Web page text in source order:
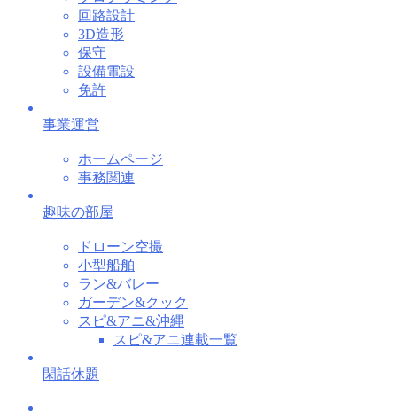
回路設計
3D造形
保守
設備電設
免許
事業運営
ホームページ
事務関連
趣味の部屋
ドローン空撮
小型船舶
ラン&バレー
ガーデン&クック
スピ&アニ&沖縄
スピ&アニ連載一覧
閑話休題